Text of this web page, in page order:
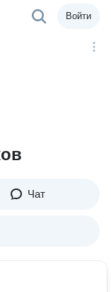
Войти
Чат